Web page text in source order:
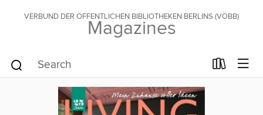
VERBUND DER ÖFFENTLICHEN BIBLIOTHEKEN BERLINS (VÖBB)
Magazines